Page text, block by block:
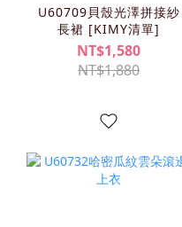
U60709貝殼光澤拼接紗
長裙 [KIMY清單]
NT$1,580
NT$1,880